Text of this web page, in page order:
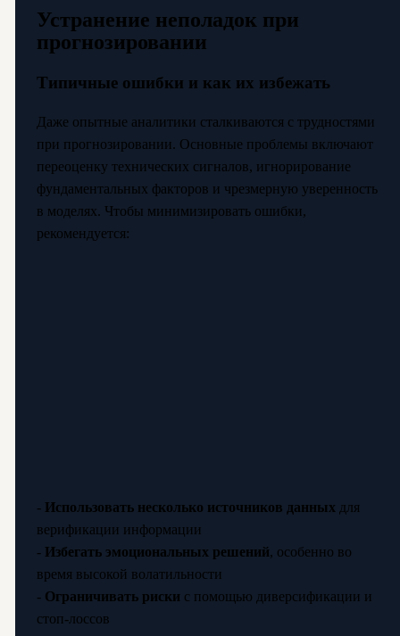
Устранение неполадок при
прогнозировании
Типичные ошибки и как их избежать
Даже опытные аналитики сталкиваются с трудностями
при прогнозировании. Основные проблемы включают
переоценку технических сигналов, игнорирование
фундаментальных факторов и чрезмерную уверенность
в моделях. Чтобы минимизировать ошибки,
рекомендуется:
- Использовать несколько источников данных для
верификации информации
- Избегать эмоциональных решений, особенно во
время высокой волатильности
- Ограничивать риски с помощью диверсификации и
стоп-лоссов